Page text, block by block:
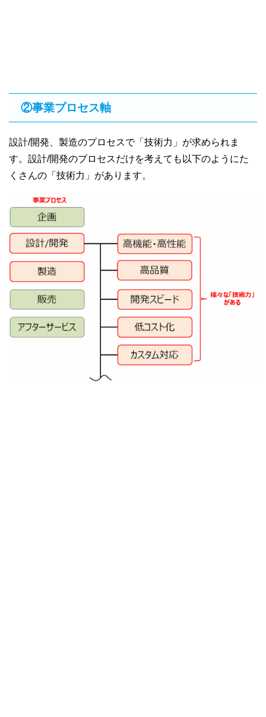
②事業プロセス軸
設計/開発、製造のプロセスで「技術力」が求められま
す。設計/開発のプロセスだけを考えても以下のようにた
くさんの「技術力」があります。